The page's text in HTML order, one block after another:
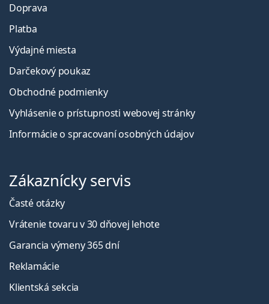
Doprava
Platba
Výdajné miesta
Darčekový poukaz
Obchodné podmienky
Vyhlásenie o prístupnosti webovej stránky
Informácie o spracovaní osobných údajov
Zákaznícky servis
Časté otázky
Vrátenie tovaru v 30 dňovej lehote
Garancia výmeny 365 dní
Reklamácie
Klientská sekcia